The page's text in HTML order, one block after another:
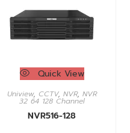
Quick View
Uniview, CCTV, NVR, NVR
32 64 128 Channel
NVR516-128